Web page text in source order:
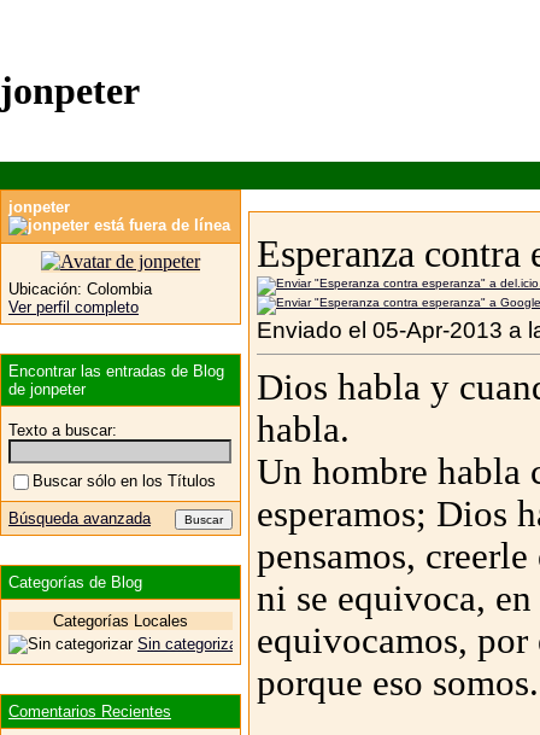
jonpeter
Esperanza contra
Enviado el 05-Apr-2013 a
Dios habla y
habla.
Un hombre habla
esperamos; Dios
pensamos,
ni se equivoca,
equivocamos, por
porque eso somos.
jonpeter
Ubicación: Colombia
Ver perfil completo
Encontrar las entradas de Blog
de jonpeter
Texto a buscar:
Buscar sólo en los Títulos
Búsqueda avanzada
Categorías de Blog
Categorías Locales
Sin categorizar
Comentarios Recientes